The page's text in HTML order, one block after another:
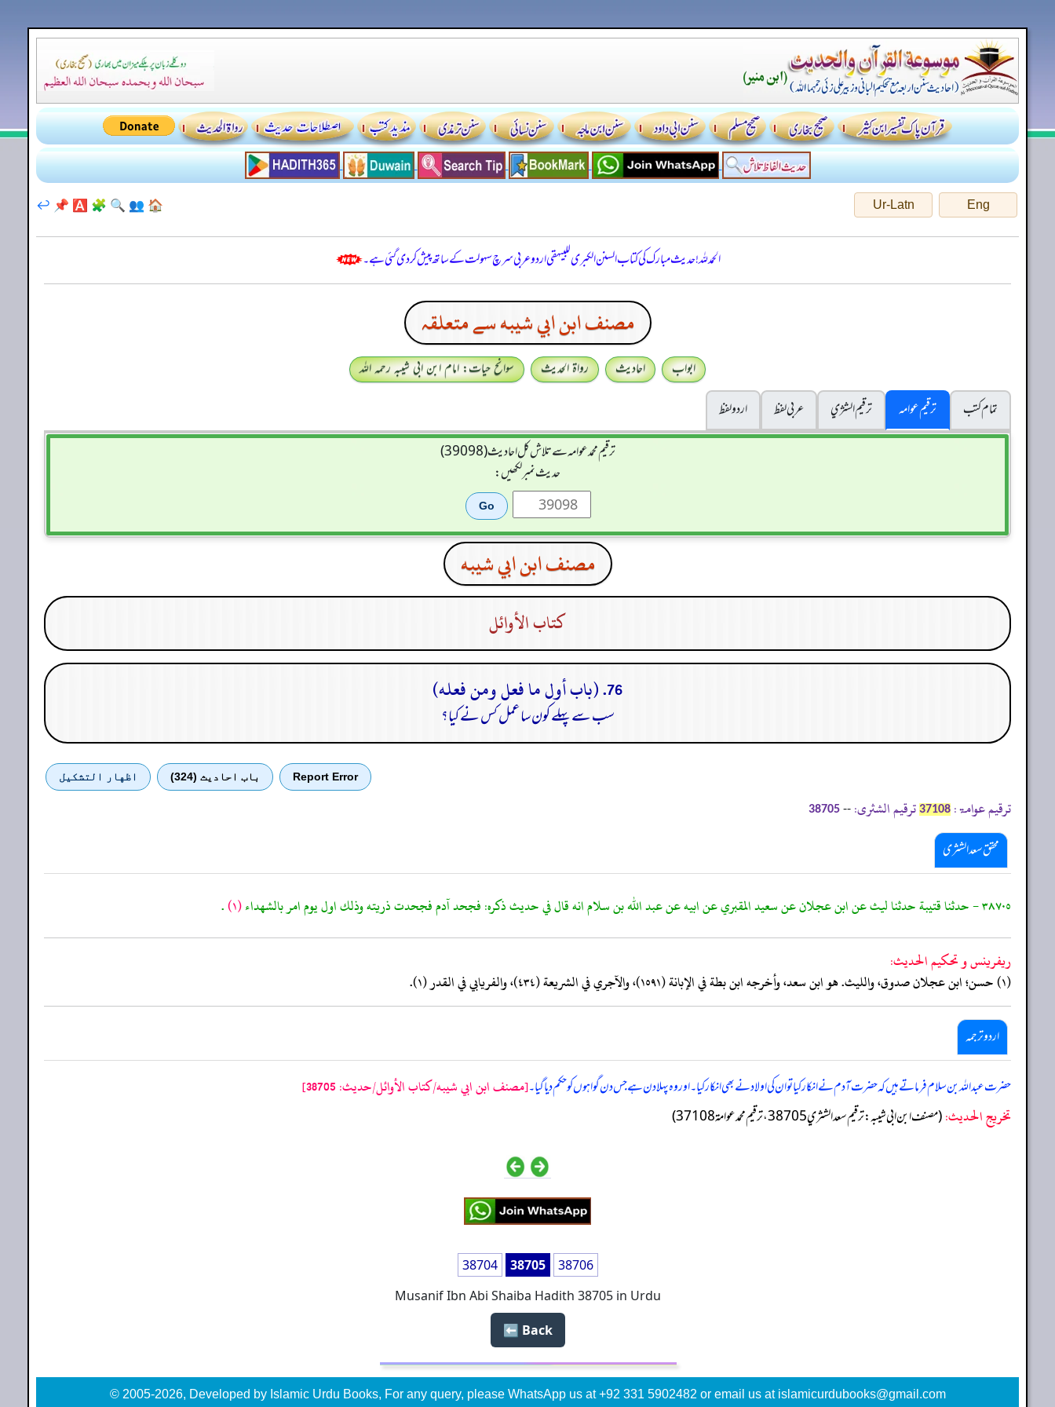
Eng
Ur-Latn
🏠
👥
🔍
🧩
🅰️
📌
↩️
الحمدللہ! حدیث مبارک کی کتاب السنن الكبرى للبيهقي اردو عربی سرچ سہولت کے ساتھ پیش کر دی گئی ہے۔
مصنف ابن ابي شيبه سے متعلقہ
ابواب احادیث رواۃ الحدیث
سوانح حیات: امام ابن ابی شیبہ رحمہ اللہ
تمام کتب
ترقیم عوامہ ترقيم الشژي عربی لفظ
اردو لفظ
ترقیم محمدعوامہ سے تلاش کل احادیث (39098)
حدیث نمبر لکھیں:
مصنف ابن ابي شيبه
كتاب الأوائل
76. (باب أول ما فعل ومن فعله)
سب سے پہلے کون سا عمل کس نے کیا؟
Report Error باب احادیث (324) اظهار التشكيل
ترقیم عوامۃ: 37108 ترقیم الشثری: --
38705
محقق سعد الشثری
٣٨٧٠٥ - حدثنا قتيبة حدثنا ليث عن ابن عجلان عن سعيد المقبري عن ابيه عن عبد الله بن سلام انه قال في حديث ذكره: فجحد آدم فجحدت ذريته وذلك اول يوم امر بالشهداء (١) .
ريفرينس و تحكيم الحدیث:
(١) حسن؛ ابن عجلان صدوق، والليث. هو ابن سعد، وأخرجه ابن بطة في الإبانة (١٥٩١)، والآجري في الشريعة (٤٣٤)، والفريابي في القدر (١).
اردو ترجمہ
حضرت عبد اللہ بن سلام فرماتے ہیں کہ حضرت آدم نے انکار کیا تو ان کی اولاد نے بھی انکار کیا۔ اور وہ پہلا دن ہے جس دن گواہوں کو حکم دیا گیا۔[مصنف ابن ابي شيبه/كتاب الأوائل/حدیث: 38705]
تخریج الحدیث:(مصنف ابن ابي شيبه: ترقيم سعد الشثري 38705، ترقيم محمد عوامة 37108)
38704 38705
38706
Musanif Ibn Abi Shaiba Hadith 38705 in Urdu
Back ⬅️
© 2005-2026, Developed by Islamic Urdu Books, For any query, please WhatsApp us at +92 331 5902482 or email us at islamicurdubooks@gmail.com